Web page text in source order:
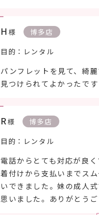
H 様
博多店
目的：レンタル
パンフレットを見て、綺
見つけられてよかったです
R 様
博多店
目的：レンタル
電話からとても対応が良く
着付けから支払いまでス
いできました。妹の成人
思いました。ありがとうご